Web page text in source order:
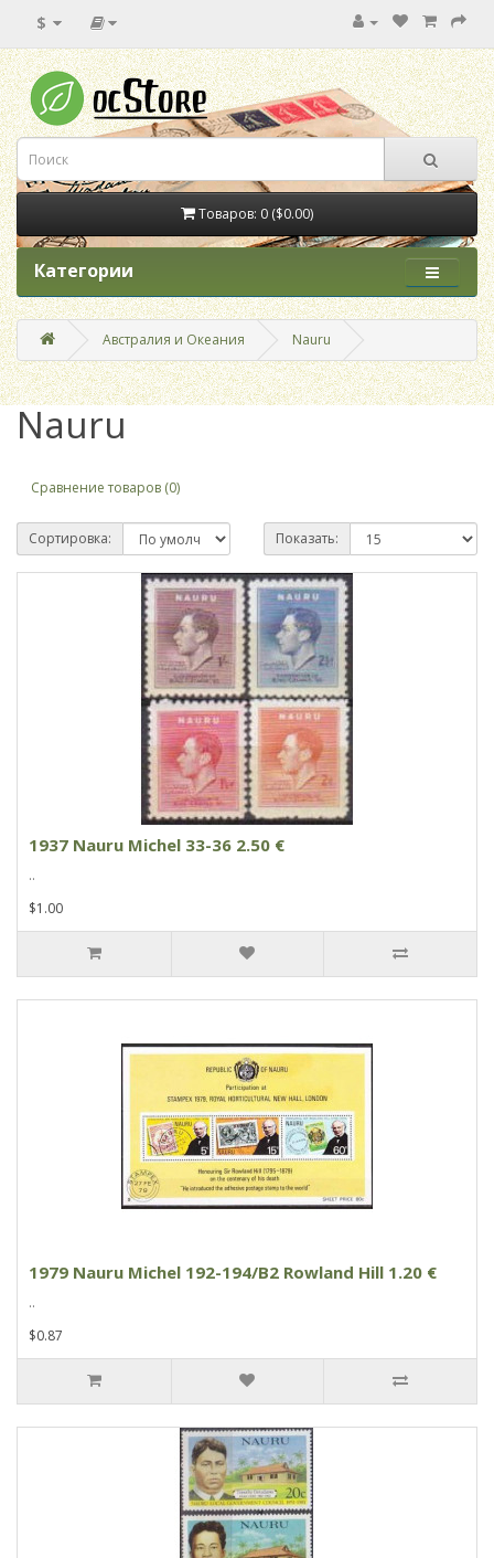
$
Товаров: 0 ($0.00)
Категории
Австралия и Океания Nauru
Nauru
Сравнение товаров (0)
Сортировка: Показать:
1937 Nauru Michel 33-36 2.50 €
..
$1.00
1979 Nauru Michel 192-194/B2 Rowland Hill 1.20 €
..
$0.87